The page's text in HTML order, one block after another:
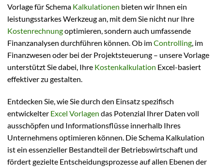
Vorlage für Schema Kalkulationen bieten wir Ihnen ein
leistungsstarkes Werkzeug an, mit dem Sie nicht nur Ihre
Kostenrechnungoptimieren, sondern auch umfassende
Finanzanalysen durchführen können. Ob imControlling, im
Finanzwesen oder bei der Projektsteuerung – unsere Vorlage
unterstützt Sie dabei, Ihre Kostenkalkulation Excel-basiert
effektiver zu gestalten.
Entdecken Sie, wie Sie durch den Einsatz spezifisch
entwickelter Excel Vorlagen das Potenzial Ihrer Daten voll
ausschöpfen und Informationsflüsse innerhalb Ihres
Unternehmens optimieren können. Die Schema Kalkulation
ist ein essenzieller Bestandteil der Betriebswirtschaft und
fördert gezielte Entscheidungsprozesse auf allen Ebenen der